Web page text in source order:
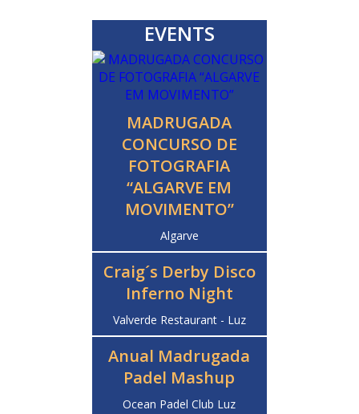
EVENTS
MADRUGADA
CONCURSO DE
FOTOGRAFIA
“ALGARVE EM
MOVIMENTO”
Algarve
Craig´s Derby Disco
Inferno Night
Valverde Restaurant - Luz
Anual Madrugada
Padel Mashup
Ocean Padel Club Luz